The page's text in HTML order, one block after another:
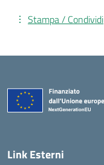
Stampa / Condividi
Link Esterni